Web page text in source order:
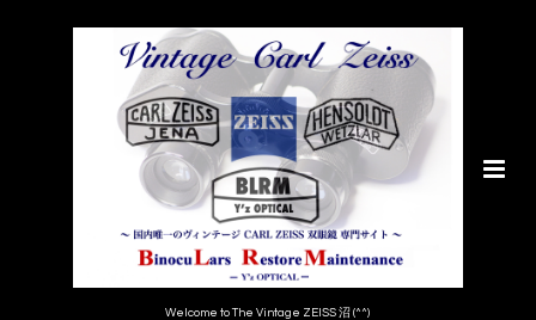
Welcome to The Vintage ZEISS 沼 (^^)